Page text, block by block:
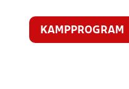
KAMPPROGRAM